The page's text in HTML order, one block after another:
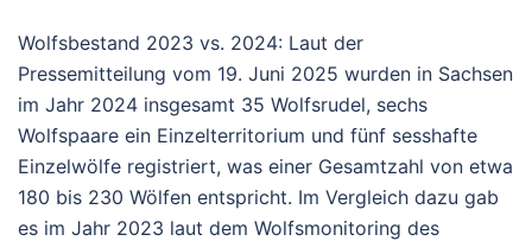
Wolfsbestand 2023 vs. 2024: Laut der
Pressemitteilung vom 19. Juni 2025 wurden in Sachsen
im Jahr 2024 insgesamt 35 Wolfsrudel, sechs
Wolfspaare ein Einzelterritorium und fünf sesshafte
Einzelwölfe registriert, was einer Gesamtzahl von etwa
180 bis 230 Wölfen entspricht. Im Vergleich dazu gab
es im Jahr 2023 laut dem Wolfsmonitoring des